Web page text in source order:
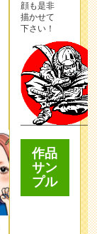
顔も是非
描かせて
下さい！
作品
サン
プル